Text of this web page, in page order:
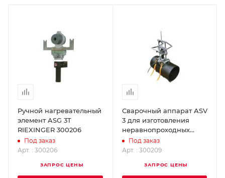
Ручной нагревательный
элемент ASG 3T
RIEXINGER 300206
Под заказ
Арт. : 300206
ЗАПРОС ЦЕНЫ
Сварочный аппарат ASV
3 для изготовления
неравнопроходных
тройников из
полимерных труб
Под заказ
Арт. : 300209
ЗАПРОС ЦЕНЫ